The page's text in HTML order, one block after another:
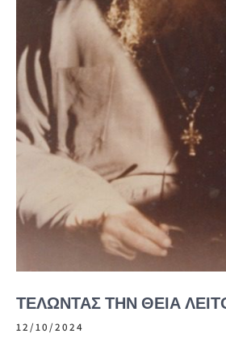
ΤΕΛΏΝΤΑΣ ΤΗΝ ΘΕΊΑ
12/10/2024